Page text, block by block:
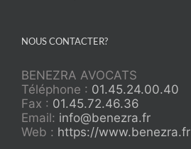
NOUS CONTACTER?
BENEZRA AVOCATS
Téléphone : 01.45.24.00.40
Fax : 01.45.72.46.36
Email: info@benezra.fr
Web : https://www.benezra.fr